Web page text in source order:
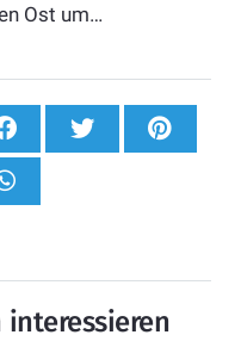
Ost um…
interessieren